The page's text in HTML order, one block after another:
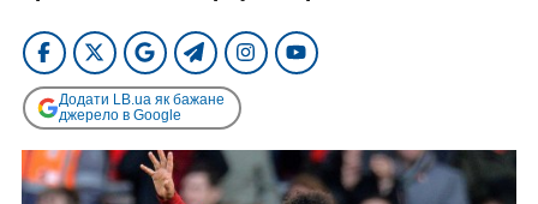
Додати LB.ua як бажане
джерело в Google